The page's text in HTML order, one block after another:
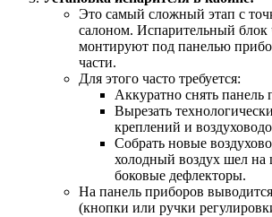
Это самый сложный этап с
салоном. Испарительный блок
монтируют под панелью
части.
Для этого часто требуется:
Аккуратно снять панель
Вырезать
креплений и
Собрать новые
холодный воздух шел на
боковые дефлекторы.
На панель приборов
(кнопки или ручки